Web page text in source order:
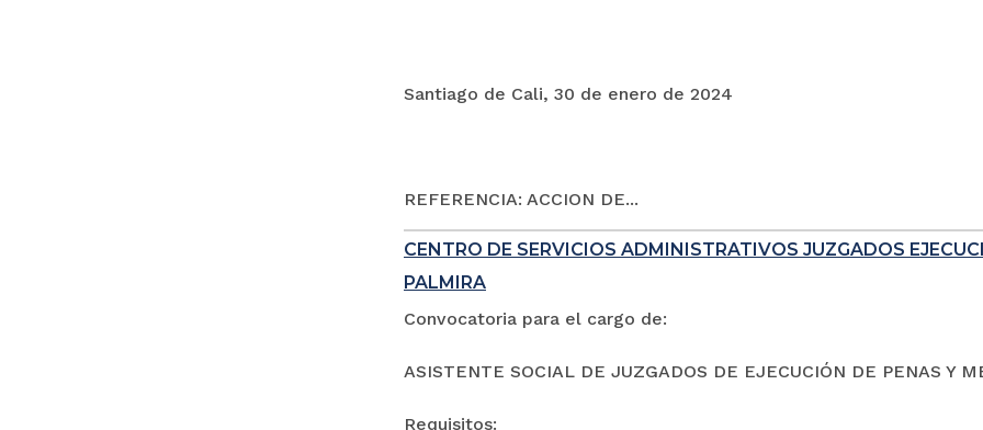
Santiago de Cali, 30 de enero de 2024
REFERENCIA: ACCION DE...
CENTRO DE SERVICIOS ADMINISTRATIVOS JUZGADOS
PALMIRA
Convocatoria para el cargo de:
ASISTENTE SOCIAL DE JUZGADOS DE EJECUCIÓN DE PENAS Y
Requisitos: